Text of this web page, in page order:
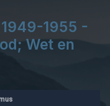
1955 -
Wet en